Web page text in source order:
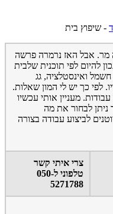
- שיפוץ בית
מר. אבל האז נרמרה פרשה
להיום לפי תוכנית שלבית
ואינסטלציה, גג
לפי כך יש לי המון שאלות.
מעניין אותי עכשיו
ניתן לבחור את מה
לביצוע עבודה בצורה
צרי איתי קשר
טלפוני ל050-
5271788